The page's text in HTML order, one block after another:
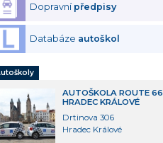
Dopravní předpisy
Databáze autoškol
AUTOŠKOLA ROUTE 66
HRADEC KRÁLOVÉ
Drtinova 306
Hradec Králové